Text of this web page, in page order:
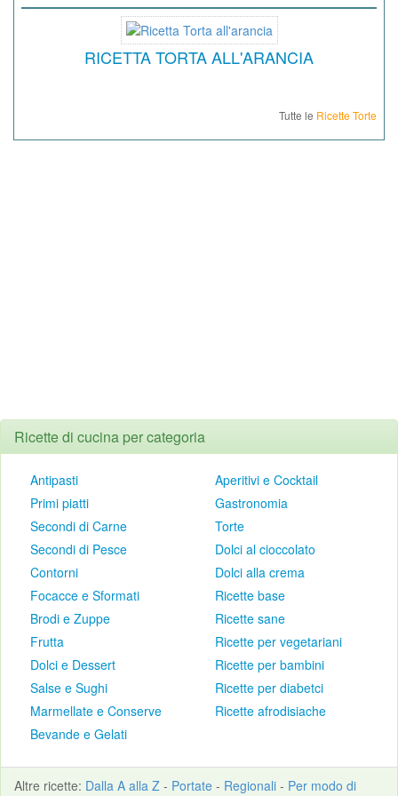
RICETTA TORTA ALL'ARANCIA
Tutte le Ricette Torte
Ricette di cucina per categoria
Antipasti
Primi piatti
Secondi di Carne
Secondi di Pesce
Contorni
Focacce e Sformati
Brodi e Zuppe
Frutta
Dolci e Dessert
Salse e Sughi
Marmellate e Conserve
Bevande e Gelati
Aperitivi e Cocktail
Gastronomia
Torte
Dolci al cioccolato
Dolci alla crema
Ricette base
Ricette sane
Ricette per vegetariani
Ricette per bambini
Ricette per diabetci
Ricette afrodisiache
Altre ricette: Dalla A alla Z - Portate - Regionali - Per modo di